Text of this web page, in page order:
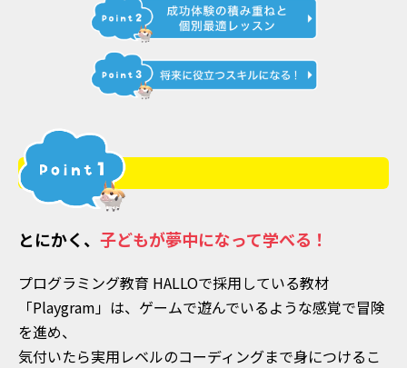
とにかく、 子どもが夢中になって学べる！
プログラミング教育 HALLOで採用している教材
「Playgram」は、ゲームで遊んでいるような感覚で冒険
を進め、
気付いたら実用レベルのコーディングまで身につけるこ